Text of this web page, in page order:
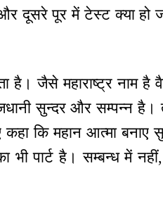
दूसरे पूर में टेस्ट क्या हो
है। जैसे महाराष्ट्र नाम
सुन्दर और सम्पन्न है।
कहा कि महान आत्मा बनाए
पार्ट है। सम्बन्ध में